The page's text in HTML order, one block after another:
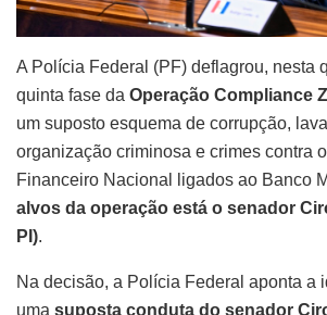
A Polícia Federal (PF) deflagrou, nesta
quinta fase da Operação Compliance
um suposto esquema de corrupção,
organização criminosa e crimes contra
Financeiro Nacional ligados ao Banco
alvos da operação está o senador
PI).
Na decisão, a Polícia Federal aponta a
uma suposta conduta do senador